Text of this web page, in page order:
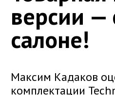
версии —
салоне!
Максим Кадаков
комплектации